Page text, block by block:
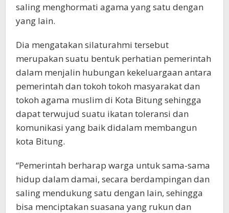
saling menghormati agama yang satu dengan
yang lain.
Dia mengatakan silaturahmi tersebut
merupakan suatu bentuk perhatian pemerintah
dalam menjalin hubungan kekeluargaan antara
pemerintah dan tokoh tokoh masyarakat dan
tokoh agama muslim di Kota Bitung sehingga
dapat terwujud suatu ikatan toleransi dan
komunikasi yang baik didalam membangun
kota Bitung.
“Pemerintah berharap warga untuk sama-sama
hidup dalam damai, secara berdampingan dan
saling mendukung satu dengan lain, sehingga
bisa menciptakan suasana yang rukun dan